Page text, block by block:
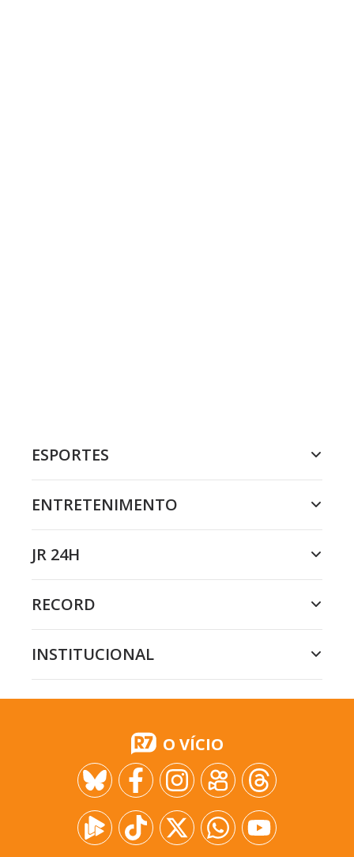
ESPORTES
ENTRETENIMENTO
JR 24H
RECORD
INSTITUCIONAL
O VÍCIO